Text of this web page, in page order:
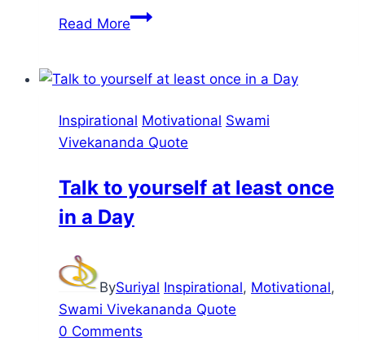
Read Moreसफलता
में
कामयाब
बनना
तो
Inspirational Motivational Swami
Vivekananda Quote
Talk to yourself at least once
in a Day
BySuriyal Inspirational, Motivational,
Swami Vivekananda Quote
0 Comments